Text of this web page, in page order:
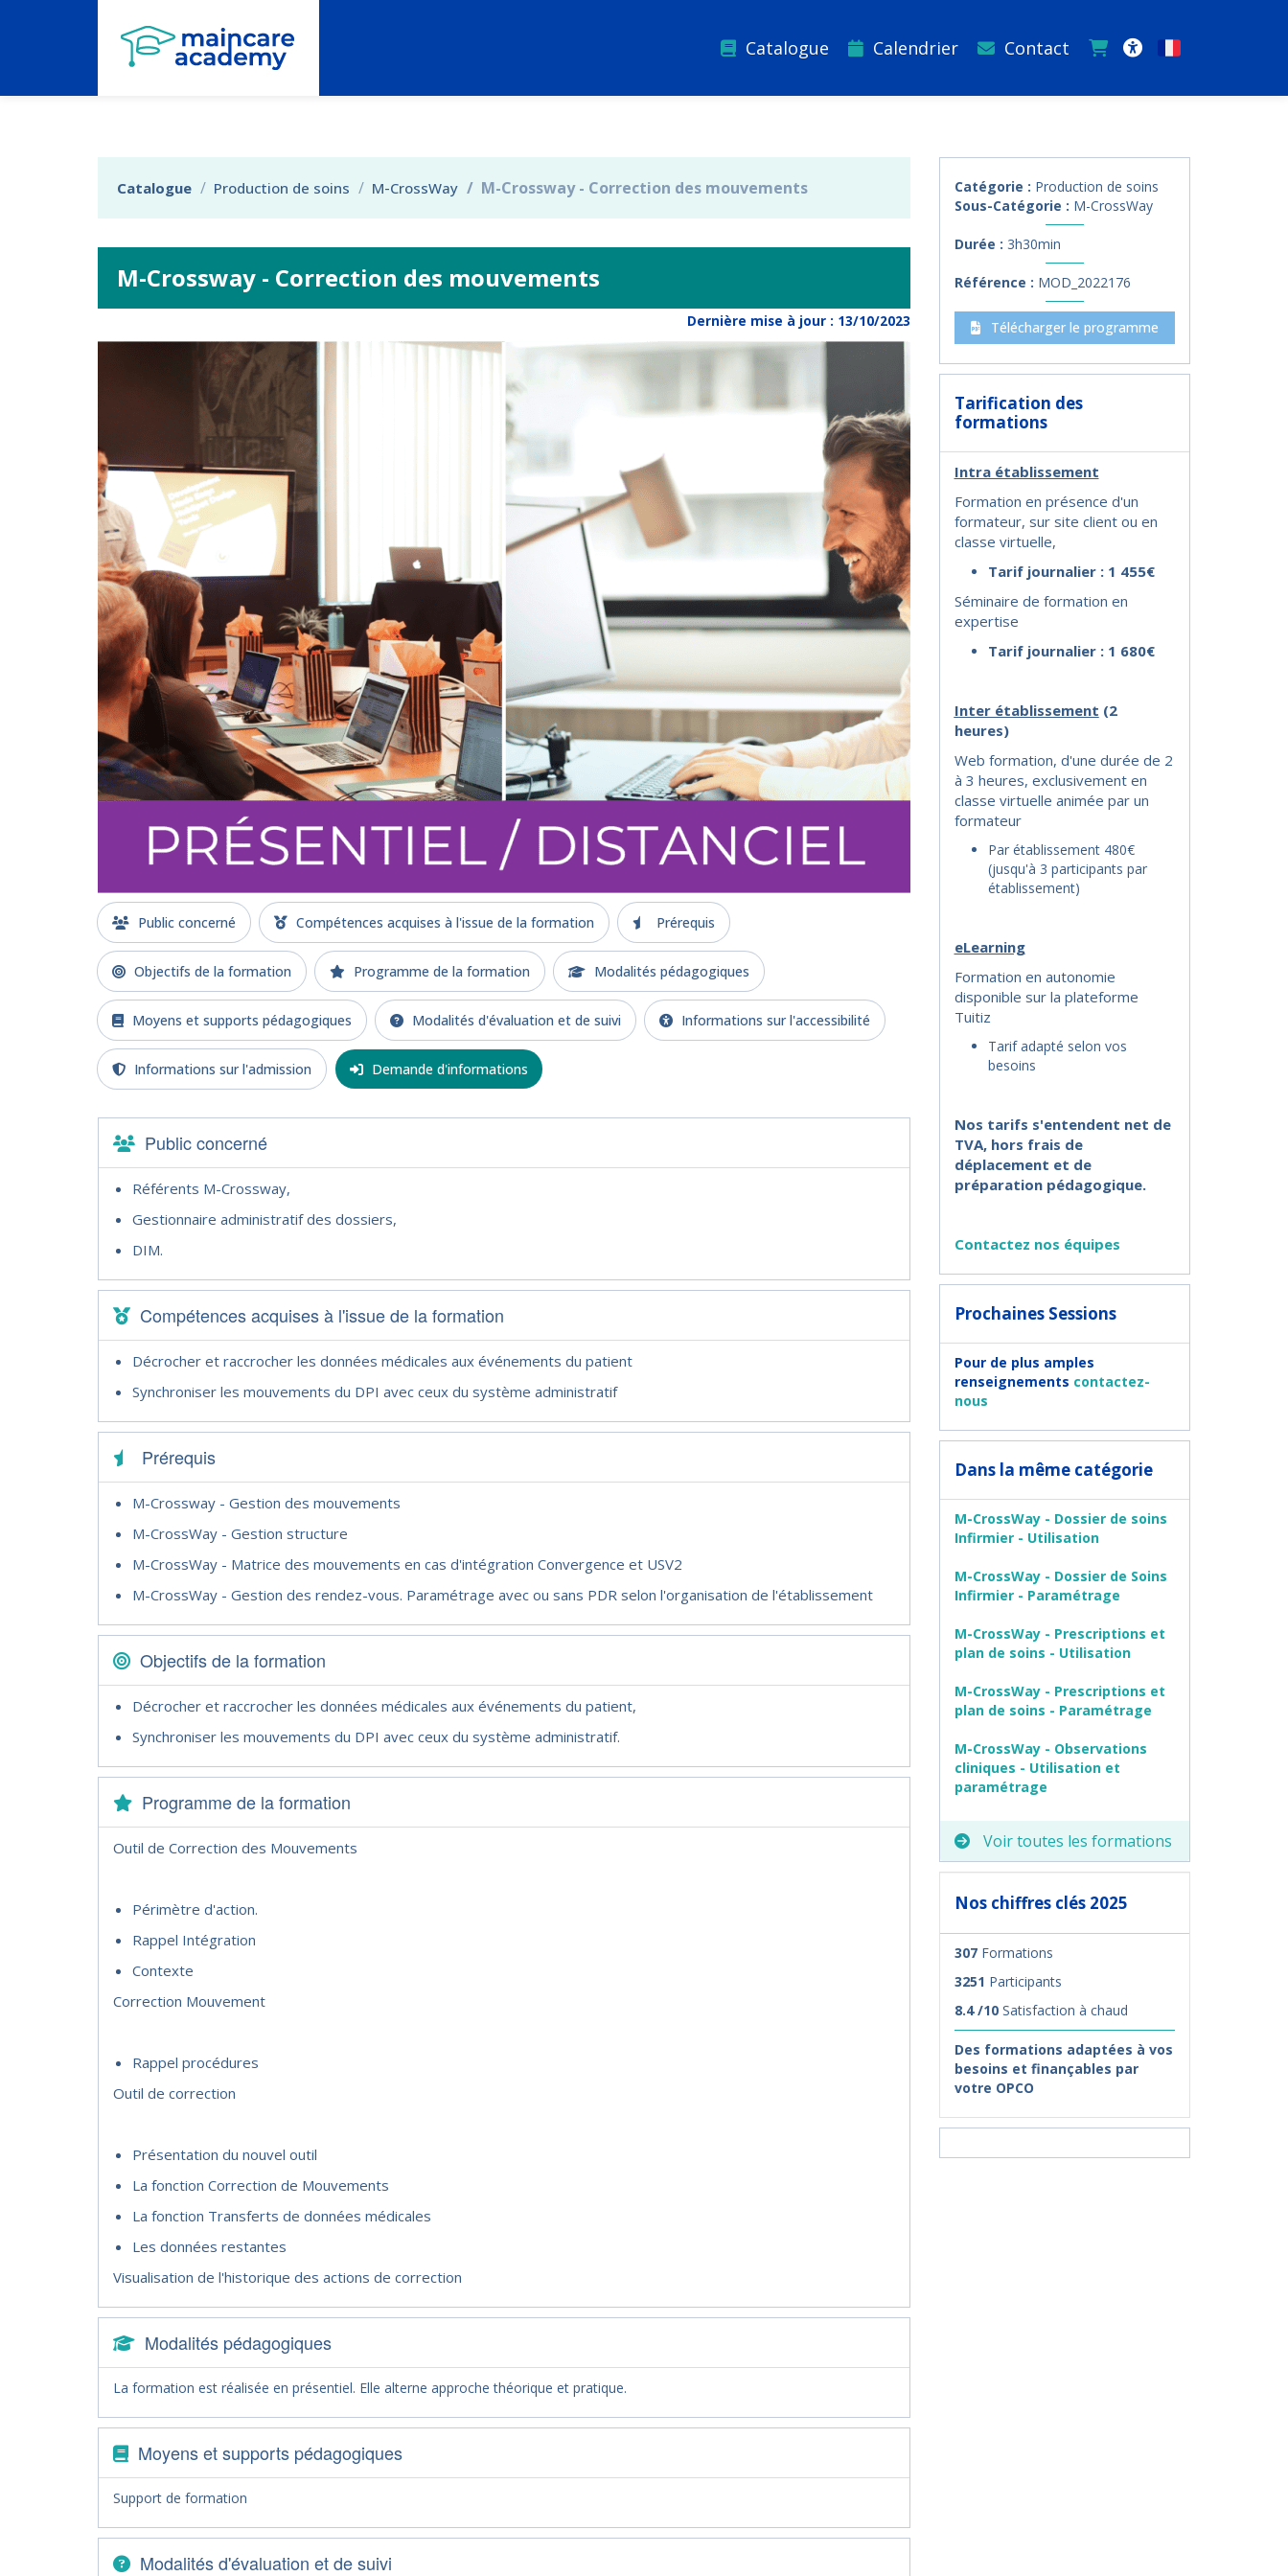
Aller au menu principal
Aller au contenu principal
Personnaliser l'interface
Catalogue Calendrier Contact Français
Catalogue Production de soins M-CrossWay M-Crossway - Correction des mouvements
M-Crossway - Correction des mouvements
Dernière mise à jour : 13/10/2023
Public concerné Compétences acquises à l'issue de la formation Prérequis
Objectifs de la formation Programme de la formation Modalités pédagogiques
Moyens et supports pédagogiques Modalités d'évaluation et de suivi Informations sur l'accessibilité
Informations sur l'admission Demande d'informations
Public concerné
Référents M-Crossway,
Gestionnaire administratif des dossiers,
DIM.
Compétences acquises à l'issue de la formation
Décrocher et raccrocher les données médicales aux événements du patient
Synchroniser les mouvements du DPI avec ceux du système administratif
Prérequis
M-Crossway - Gestion des mouvements
M-CrossWay - Gestion structure
M-CrossWay - Matrice des mouvements en cas d'intégration Convergence et USV2
M-CrossWay - Gestion des rendez-vous. Paramétrage avec ou sans PDR selon l'organisation de l'établissement
Objectifs de la formation
Décrocher et raccrocher les données médicales aux événements du patient,
Synchroniser les mouvements du DPI avec ceux du système administratif.
Programme de la formation
Outil de Correction des Mouvements
Périmètre d'action.
Rappel Intégration
Contexte
Correction Mouvement
Rappel procédures
Outil de correction
Présentation du nouvel outil
La fonction Correction de Mouvements
La fonction Transferts de données médicales
Les données restantes
Visualisation de l'historique des actions de correction
Modalités pédagogiques
La formation est réalisée en présentiel. Elle alterne approche théorique et pratique.
Moyens et supports pédagogiques
Support de formation
Modalités d'évaluation et de suivi
Catégorie : Production de soins
Sous-Catégorie : M-CrossWay
Durée : 3h30min
Référence : MOD_2022176
Télécharger le programme
Tarification des
formations
Intra établissement
Formation en présence d'un
formateur, sur site client ou en
classe virtuelle,
Tarif journalier : 1 455€
Séminaire de formation en
expertise
Tarif journalier : 1 680€
Inter établissement (2
heures)
Web formation, d'une durée de 2
à 3 heures, exclusivement en
classe virtuelle animée par un
formateur
Par établissement 480€
(jusqu'à 3 participants par
établissement)
eLearning
Formation en autonomie
disponible sur la plateforme
Tuitiz
Tarif adapté selon vos
besoins
Nos tarifs s'entendent net de
TVA, hors frais de
déplacement et de
préparation pédagogique.
Contactez nos équipes
Prochaines Sessions
Pour de plus amples
renseignements contactez-
nous
Dans la même catégorie
M-CrossWay - Dossier de soins
Infirmier - Utilisation
M-CrossWay - Dossier de Soins
Infirmier - Paramétrage
M-CrossWay - Prescriptions et
plan de soins - Utilisation
M-CrossWay - Prescriptions et
plan de soins - Paramétrage
M-CrossWay - Observations
cliniques - Utilisation et
paramétrage
Voir toutes les formations
Nos chiffres clés 2025
307 Formations
3251 Participants
8.4 /10Satisfaction à chaud
Des formations adaptées à vos
besoins et finançables par
votre OPCO